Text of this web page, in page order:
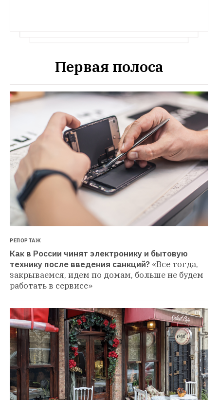
Первая полоса
РЕПОРТАЖ
Как в России чинят электронику и бытовую
технику после введения санкций? «Все тогда,
закрываемся, идем по домам, больше не будем
работать в сервисе»